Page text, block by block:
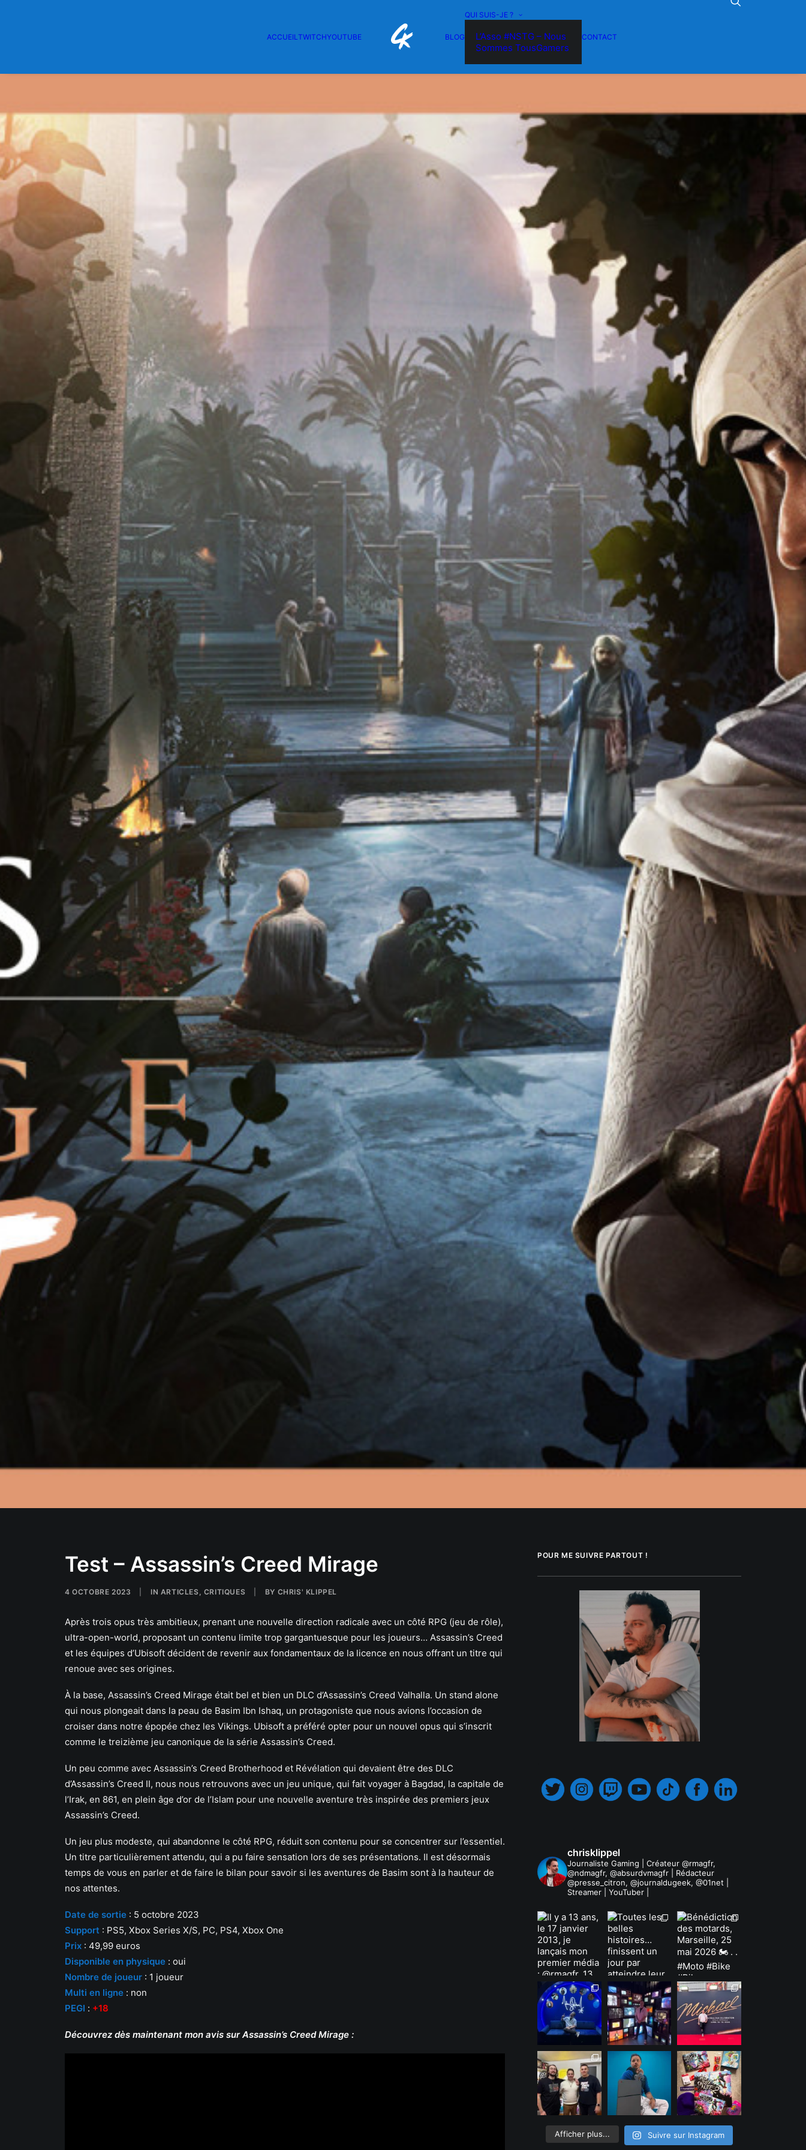
ACCUEILTWITCHYOUTUBE BLOG
QUI SUIS-JE ?
L’Asso #NSTG – Nous
Sommes TousGamers
CONTACT
Test – Assassin’s Creed Mirage
4 OCTOBRE 2023 IN ARTICLES, CRITIQUES BY CHRIS' KLIPPEL
Après trois opus très ambitieux, prenant une nouvelle direction radicale avec un côté RPG (jeu de rôle),
ultra-open-world, proposant un contenu limite trop gargantuesque pour les joueurs… Assassin’s Creed
et les équipes d’Ubisoft décident de revenir aux fondamentaux de la licence en nous offrant un titre qui
renoue avec ses origines.
À la base, Assassin’s Creed Mirage était bel et bien un DLC d’Assassin’s Creed Valhalla. Un stand alone
qui nous plongeait dans la peau de Basim Ibn Ishaq, un protagoniste que nous avions l’occasion de
croiser dans notre épopée chez les Vikings. Ubisoft a préféré opter pour un nouvel opus qui s’inscrit
comme le treizième jeu canonique de la série Assassin’s Creed.
Un peu comme avec Assassin’s Creed Brotherhood et Révélation qui devaient être des DLC
d’Assassin’s Creed II, nous nous retrouvons avec un jeu unique, qui fait voyager à Bagdad, la capitale de
l’Irak, en 861, en plein âge d’or de l’Islam pour une nouvelle aventure très inspirée des premiers jeux
Assassin’s Creed.
Un jeu plus modeste, qui abandonne le côté RPG, réduit son contenu pour se concentrer sur l’essentiel.
Un titre particulièrement attendu, qui a pu faire sensation lors de ses présentations. Il est désormais
temps de vous en parler et de faire le bilan pour savoir si les aventures de Basim sont à la hauteur de
nos attentes.
Date de sortie : 5 octobre 2023
Support : PS5, Xbox Series X/S, PC, PS4, Xbox One
Prix : 49,99 euros
Disponible en physique : oui
Nombre de joueur : 1 joueur
Multi en ligne : non
PEGI : +18
Découvrez dès maintenant mon avis sur Assassin’s Creed Mirage :
POUR ME SUIVRE PARTOUT !
chrisklippel
Journaliste Gaming | Créateur @rmagfr,
@ndmagfr, @absurdvmagfr | Rédacteur
@presse_citron, @journaldugeek, @01net |
Streamer | YouTuber |
Afficher plus... Suivre sur Instagram